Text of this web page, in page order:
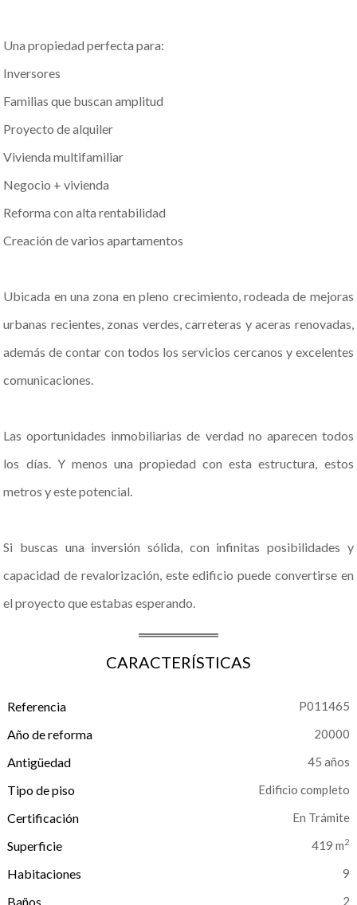
Una propiedad perfecta para:
Inversores
Familias que buscan amplitud
Proyecto de alquiler
Vivienda multifamiliar
Negocio + vivienda
Reforma con alta rentabilidad
Creación de varios apartamentos
Ubicada en una zona en pleno crecimiento, rodeada de mejoras
urbanas recientes, zonas verdes, carreteras y aceras renovadas,
además de contar con todos los servicios cercanos y excelentes
comunicaciones.
Las oportunidades inmobiliarias de verdad no aparecen todos
los días. Y menos una propiedad con esta estructura, estos
metros y este potencial.
Si buscas una inversión sólida, con infinitas posibilidades y
capacidad de revalorización, este edificio puede convertirse en
el proyecto que estabas esperando.
CARACTERÍSTICAS
Referencia P011465
Año de reforma 20000
Antigüedad 45 años
Tipo de piso Edificio completo
Certificación En Trámite
Superficie 419 m2
Habitaciones 9
Baños 2